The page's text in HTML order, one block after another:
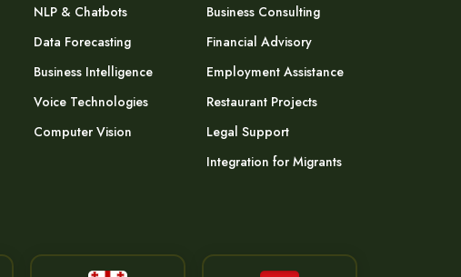
NLP & Chatbots
Data Forecasting
Business Intelligence
Voice Technologies
Computer Vision
Business Consulting
Financial Advisory
Employment Assistance
Restaurant Projects
Legal Support
Integration for Migrants